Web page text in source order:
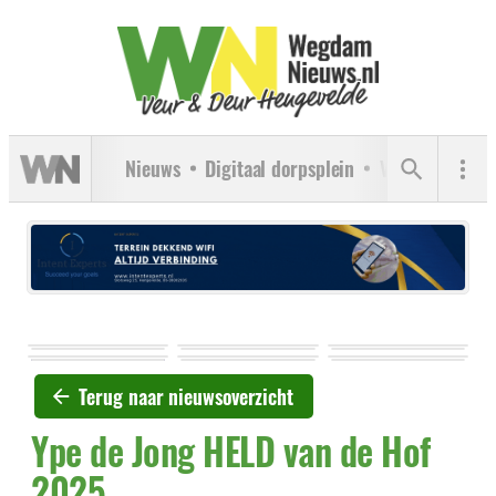
Nieuws Digitaal dorpsplein Verenigingen
Terug naar nieuwsoverzicht
Ype de Jong HELD van de Hof